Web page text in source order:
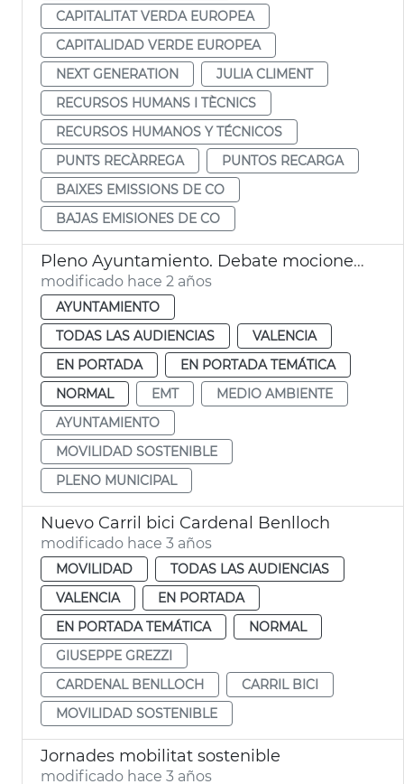
CAPITALITAT VERDA EUROPEA
CAPITALIDAD VERDE EUROPEA
NEXT GENERATION
JULIA CLIMENT
RECURSOS HUMANS I TÈCNICS
RECURSOS HUMANOS Y TÉCNICOS
PUNTS RECÀRREGA
PUNTOS RECARGA
BAIXES EMISSIONS DE CO
BAJAS EMISIONES DE CO
Pleno Ayuntamiento. Debate mociones EMT
modificado hace 2 años
AYUNTAMIENTO
TODAS LAS AUDIENCIAS
VALENCIA
EN PORTADA
EN PORTADA TEMÁTICA
NORMAL
EMT
MEDIO AMBIENTE
AYUNTAMIENTO
MOVILIDAD SOSTENIBLE
PLENO MUNICIPAL
Nuevo Carril bici Cardenal Benlloch
modificado hace 3 años
MOVILIDAD
TODAS LAS AUDIENCIAS
VALENCIA
EN PORTADA
EN PORTADA TEMÁTICA
NORMAL
GIUSEPPE GREZZI
CARDENAL BENLLOCH
CARRIL BICI
MOVILIDAD SOSTENIBLE
Jornades mobilitat sostenible
modificado hace 3 años